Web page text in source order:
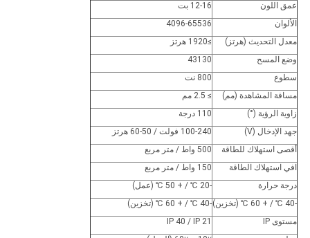
عمق اللون
12-16 بت
الألوان
4096-65536
معدل التحديث (هرتز)
≥1920 هرتز
وضع المسح
43130
سطوع
800 نت
مسافة المشاهدة (مم)
≥ 2.5 مم
زاوية الرؤية (°)
110 درجة
جهد الإدخال (V)
100-240 فولت / 50-60 هرتز
أقصى استهلاك للطاقة
500 واط / متر مربع
افي استهلاك الطاقة
150 واط / متر مربع
درجة حرارة
-20 ℃ / + 50 ℃ (عمل)
‐40 ℃ / + 60 ℃ (تخزين)
‐40 ℃ / + 60 ℃ (تخزين)
مستوى IP
IP 40 / IP 21